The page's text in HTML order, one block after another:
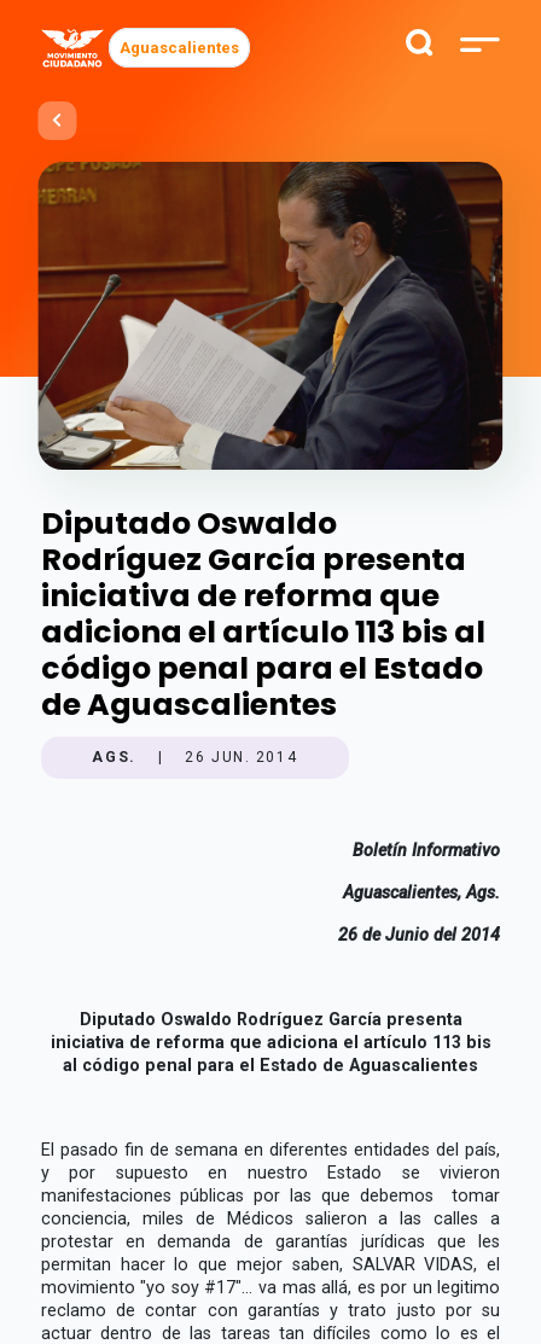
Aguascalientes
Diputado Oswaldo
Rodríguez García presenta
iniciativa de reforma que
adiciona el artículo 113 bis al
código penal para el Estado
de Aguascalientes
AGS. 26 JUN. 2014
Boletín Informativo
Aguascalientes, Ags.
26 de Junio del 2014
Diputado Oswaldo Rodríguez García presenta
iniciativa de reforma que adiciona el artículo 113 bis
al código penal para el Estado de Aguascalientes
El pasado fin de semana en diferentes entidades del país,
y por supuesto en nuestro Estado se vivieron
manifestaciones públicas por las que debemos tomar
conciencia, miles de Médicos salieron a las calles a
protestar en demanda de garantías jurídicas que les
permitan hacer lo que mejor saben, SALVAR VIDAS, el
movimiento "yo soy #17"... va mas allá, es por un legitimo
reclamo de contar con garantías y trato justo por su
actuar dentro de las tareas tan difíciles como lo es el